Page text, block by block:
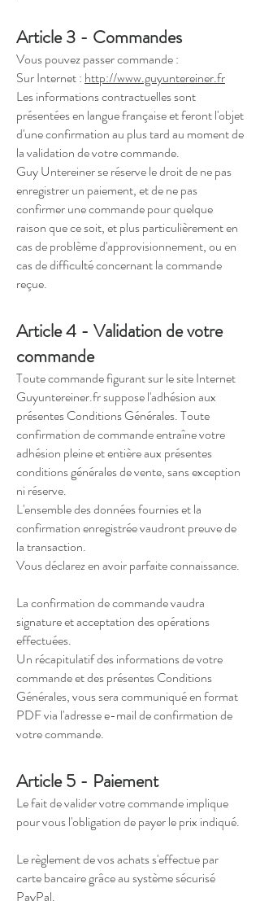
Article 3 - Commandes
Vous pouvez passer commande :
Sur Internet : http://www.guyuntereiner.fr
Les informations contractuelles sont
présentées en langue française et feront l'objet
d'une confirmation au plus tard au moment de
la validation de votre commande.
Guy Untereiner se réserve le droit de ne pas
enregistrer un paiement, et de ne pas
confirmer une commande pour quelque
raison que ce soit, et plus particulièrement en
cas de problème d'approvisionnement, ou en
cas de difficulté concernant la commande
reçue.
Article 4 - Validation de votre
commande
Toute commande figurant sur le site Internet
Guyuntereiner.fr suppose l'adhésion aux
présentes Conditions Générales. Toute
confirmation de commande entraîne votre
adhésion pleine et entière aux présentes
conditions générales de vente, sans exception
ni réserve.
L'ensemble des données fournies et la
confirmation enregistrée vaudront preuve de
la transaction.
Vous déclarez en avoir parfaite connaissance.
La confirmation de commande vaudra
signature et acceptation des opérations
effectuées.
Un récapitulatif des informations de votre
commande et des présentes Conditions
Générales, vous sera communiqué en format
PDF via l'adresse e-mail de confirmation de
votre commande.
Article 5 - Paiement
Le fait de valider votre commande implique
pour vous l'obligation de payer le prix indiqué.
Le règlement de vos achats s'effectue par
carte bancaire grâce au système sécurisé
PayPal.